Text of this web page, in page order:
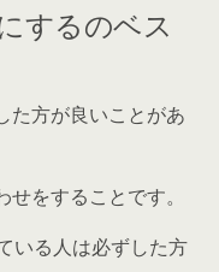
するのベス
た方が良いことがあ
をすることです。
いる人は必ずした方